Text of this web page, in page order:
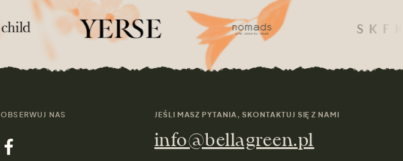
OBSERWUJ NAS JEŚLI MASZ PYTANIA, SKONTAKTUJ SIĘ Z NAMI
info@bellagreen.pl